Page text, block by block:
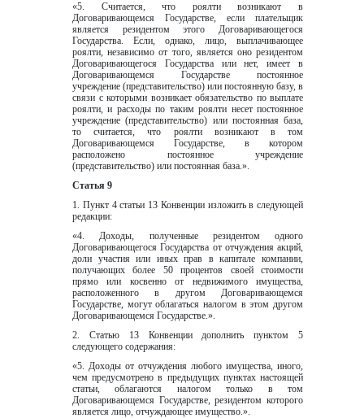
«5. Считается, что роялти возникают в
Договаривающемся Государстве, если плательщик
является резидентом этого Договаривающегося
Государства. Если, однако, лицо, выплачивающее
роялти, независимо от того, является оно резидентом
Договаривающегося Государства или нет, имеет в
Договаривающемся Государстве постоянное
учреждение (представительство) или постоянную базу, в
связи с которыми возникает обязательство по выплате
роялти, и расходы по таким роялти несет постоянное
учреждение (представительство) или постоянная база,
то считается, что роялти возникают в том
Договаривающемся Государстве, в котором
расположено постоянное учреждение
(представительство) или постоянная база.».
Статья 9
1. Пункт 4 статьи 13 Конвенции изложить в следующей
редакции:
«4. Доходы, полученные резидентом одного
Договаривающегося Государства от отчуждения акций,
доли участия или иных прав в капитале компании,
получающих более 50 процентов своей стоимости
прямо или косвенно от недвижимого имущества,
расположенного в другом Договаривающемся
Государстве, могут облагаться налогом в этом другом
Договаривающемся Государстве.».
2. Статью 13 Конвенции дополнить пунктом 5
следующего содержания:
«5. Доходы от отчуждения любого имущества, иного,
чем предусмотрено в предыдущих пунктах настоящей
статьи, облагаются налогом только в том
Договаривающемся Государстве, резидентом которого
является лицо, отчуждающее имущество.».